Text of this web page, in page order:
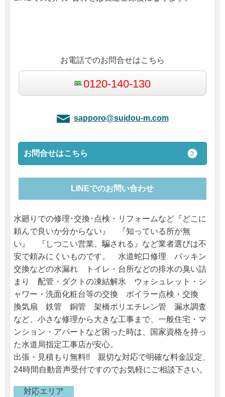
お電話でのお問合せはこちら
0120-140-130
sapporo@suidou-m.com
お問合せはこちら
LINEでのお問い合わせ
水廻りでの修理･交換･点検・リフォームなど『どこに
頼んで良いか分からない』 『知っている所が無
い』 『しつこい営業、騙される』など業者選びは不
安で頼みにくいものです。 水道蛇口修理 パッキン
交換などの水漏れ トイレ・台所などの排水の臭い詰
まり 配管・ダクトの凍結解氷 ウォシュレット・シ
ャワー・洗面化粧台等の交換 ボイラー点検・交換
換気扇 鉄管 銅管 架橋ポリエチレン管 漏水調査
など、小さな修理から大きな工事まで、一般住宅・マ
ンション・アパートなど困った時は、国家資格を持っ
た水道局指定工事店が安心。
出張・見積もり無料!! 親切な対応で明確な料金設定、
24時間自動音声受付ですのでお気軽にご相談下さい。
対応エリア